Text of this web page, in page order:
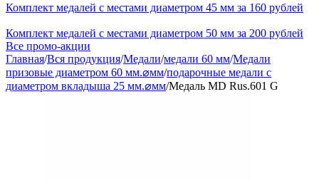
Комплект медалей с местами диаметром 45 мм за 160 рублей
Комплект медалей с местами диаметром 50 мм за 200 рублей
Все промо-акции
Главная/Вся продукция/Медали/медали 60 мм/Медали
призовые диаметром 60 мм.⌀мм/подарочные медали с
диаметром вкладыша 25 мм.⌀мм/Медаль MD Rus.601 G